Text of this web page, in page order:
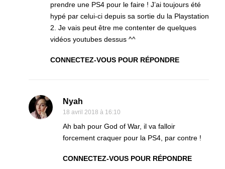
prendre une PS4 pour le faire ! J’ai toujours été
hypé par celui-ci depuis sa sortie du la Playstation
2. Je vais peut être me contenter de quelques
vidéos youtubes dessus ^^
CONNECTEZ-VOUS POUR RÉPONDRE
Nyah
18 avril 2018 à 16:10
Ah bah pour God of War, il va falloir
forcement craquer pour la PS4, par contre !
CONNECTEZ-VOUS POUR RÉPONDRE